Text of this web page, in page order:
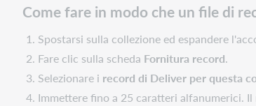
Come fare in modo che un file di
Spostarsi sulla collezione ed espandere
Fare clic sulla scheda Fornitura record.
Selezionare i record di Deliver per questa
Immettere fino a 25 caratteri alfanumerici.